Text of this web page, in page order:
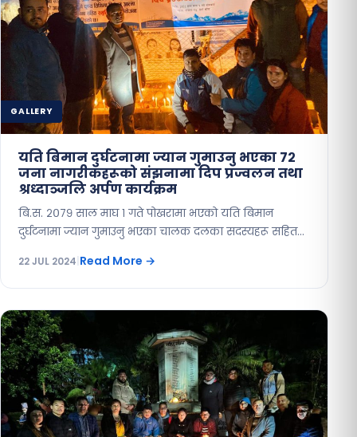
GALLERY
यति बिमान दुर्घटनामा ज्यान गुमाउनु भएका ७२
जना नागरीकहरूको संझनामा दिप प्रज्वलन तथा
श्रध्दाञ्जलि अर्पण कार्यक्रम
बि.स. २०७९ साल माघ १ गते पोखरामा भएको यति बिमान
दुर्घटनामा ज्यान गुमाउनु भएका चालक दलका सदस्यहरू सहित…
22 JUL 2024 Read More →